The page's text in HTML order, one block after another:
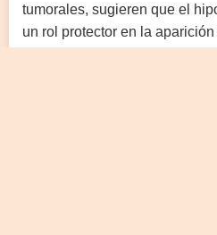
tumorales, sugieren que el
un rol protector en la